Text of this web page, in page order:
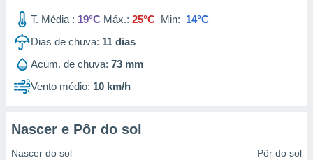
T. Média : 19°C Máx.: 25°C Min: 14°C
Dias de chuva: 11 dias
Acum. de chuva: 73 mm
Vento médio: 10 km/h
Nascer e Pôr do sol
Nascer do sol Pôr do sol